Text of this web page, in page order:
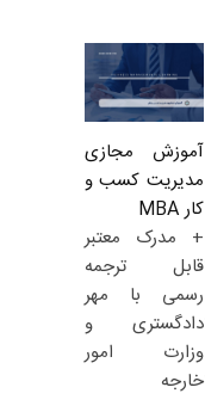
آموزش مجازی
مدیریت کسب و
کار MBA
+ مدرک معتبر
قابل ترجمه
رسمی با مهر
دادگستری و
وزارت امور
خارجه